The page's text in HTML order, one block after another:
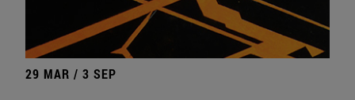
29 MAR / 3 SEP